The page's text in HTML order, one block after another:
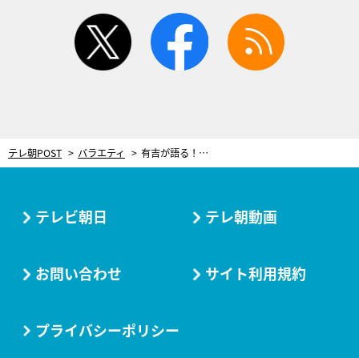
twitter facebook
テレ朝POST バラエティ 有吉が語る！「マンガなんて、読んでるの？！」という人の意外な共通点は…？
テレビ朝日 テレ朝動画
お問い合わせ サイト利用規約
プライバシーポリシー